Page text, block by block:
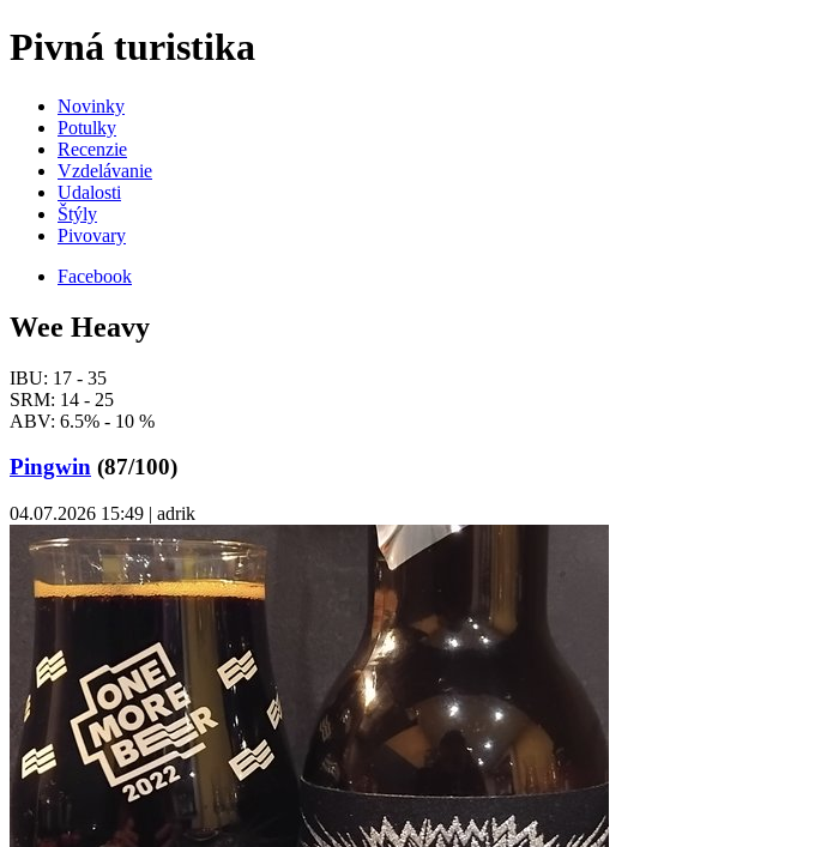
Pivná turistika
Novinky
Potulky
Recenzie
Vzdelávanie
Udalosti
Štýly
Pivovary
Facebook
Wee Heavy
IBU: 17 - 35
SRM: 14 - 25
ABV: 6.5% - 10 %
Pingwin (87/100)
04.07.2026 15:49 | adrik